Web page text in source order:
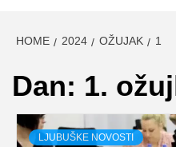
HOME 2024 OŽUJAK 1
Dan: 1.
LJUBUŠKE NOVOSTI